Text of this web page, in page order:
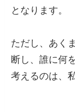
となります。
ただし、あく
断し、誰に何
考えるのは、